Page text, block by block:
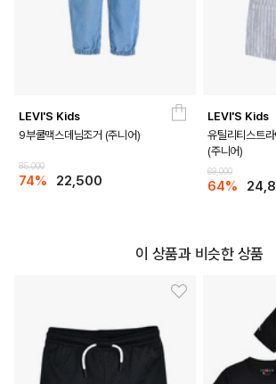
LEVI'S Kids
9부쿨맥스데님조거 (주니어)
85,000
74% 22,500
LEVI'S Kids
유틸리티스트
(주니어)
69,000
64%
이 상품과 비슷한 상품